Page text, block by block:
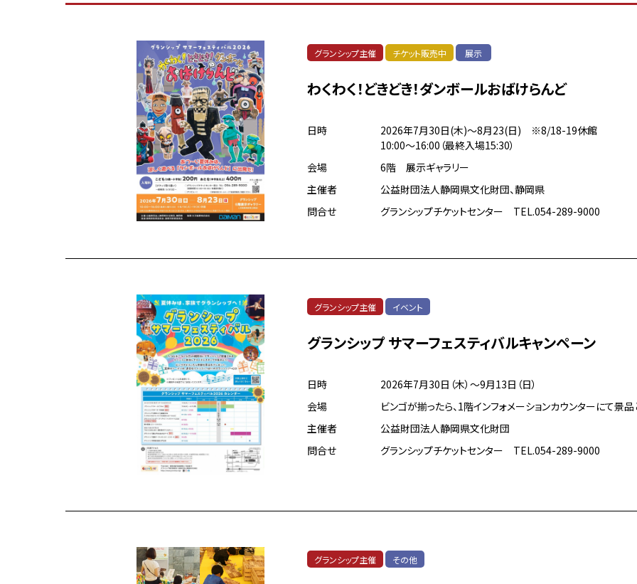
グランシップ主催 チケット販売中 展示
わくわく！どきどき！ダンボールおばけらんど
日時
2026年7月30日(木)～8月23(日) ※8/18-19休館
10:00～16:00（最終入場15:30）
会場
6階 展示ギャラリー
主催者
公益財団法人静岡県文化財団、静岡県
問合せ
グランシップチケットセンター TEL.054-289-9000
グランシップ主催 イベント
グランシップ サマーフェスティバルキャンペーン
日時
2026年7月30日（木）～9月13日（日）
会場
ビンゴが揃ったら、1階インフォメーションカウンターにて景品
主催者
公益財団法人静岡県文化財団
問合せ
グランシップチケットセンター TEL.054-289-9000
グランシップ主催 その他